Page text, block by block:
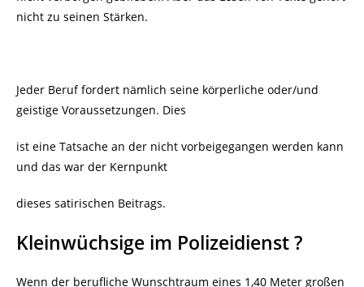
nicht zu seinen Stärken.
Jeder Beruf fordert nämlich seine körperliche oder/und
geistige Voraussetzungen. Dies
ist eine Tatsache an der nicht vorbeigegangen werden kann
und das war der Kernpunkt
dieses satirischen Beitrags.
Kleinwüchsige im Polizeidienst ?
Wenn der berufliche Wunschtraum eines 1,40 Meter großen